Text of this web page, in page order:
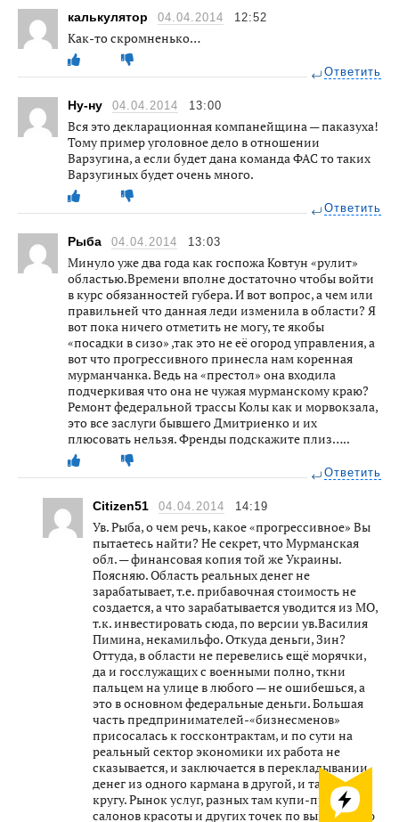
калькулятор 04.04.2014 12:52
Как-то скромненько…
Ответить
Ну-ну 04.04.2014 13:00
Вся это декларационная компанейщина — паказуха!
Тому пример уголовное дело в отношении
Варзугина, а если будет дана команда ФАС то таких
Варзугиных будет очень много.
Ответить
Рыба 04.04.2014 13:03
Минуло уже два года как госпожа Ковтун «рулит»
областью.Времени вполне достаточно чтобы войти
в курс обязанностей губера. И вот вопрос, а чем или
правильней что данная леди изменила в области? Я
вот пока ничего отметить не могу, те якобы
«посадки в сизо» ,так это не её огород управления, а
вот что прогрессивного принесла нам коренная
мурманчанка. Ведь на «престол» она входила
подчеркивая что она не чужая мурманскому краю?
Ремонт федеральной трассы Колы как и морвокзала,
это все заслуги бывшего Дмитриенко и их
плюсовать нельзя. Френды подскажите плиз…..
Ответить
Citizen51 04.04.2014 14:19
Ув. Рыба, о чем речь, какое «прогрессивное» Вы
пытаетесь найти? Не секрет, что Мурманская
обл. — финансовая копия той же Украины.
Поясняю. Область реальных денег не
зарабатывает, т.е. прибавочная стоимость не
создается, а что зарабатывается уводится из МО,
т.к. инвестировать сюда, по версии ув.Василия
Пимина, некамильфо. Откуда деньги, Зин?
Оттуда, в области не перевелись ещё морячки,
да и госслужащих с военными полно, ткни
пальцем на улице в любого — не ошибешься, а
это в основном федеральные деньги. Большая
часть предпринимателей-«бизнесменов»
присосалась к госсконтрактам, и по сути на
реальный сектор экономики их работа не
сказывается, и заключается в перекладывании
денег из одного кармана в другой, и так по
кругу. Рынок услуг, разных там купи-продай-
салонов красоты и других точек по выниманию